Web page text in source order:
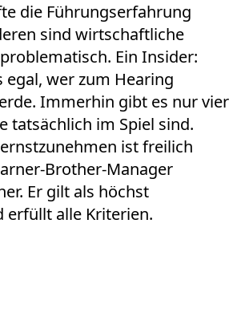
die Führungserfahrung
sind wirtschaftliche
Ein Insider:
egal, wer zum Hearing
Immerhin gibt es nur vier
tatsächlich im Spiel sind.
ist freilich
Brother-Manager
Er gilt als höchst
erfüllt alle Kriterien.